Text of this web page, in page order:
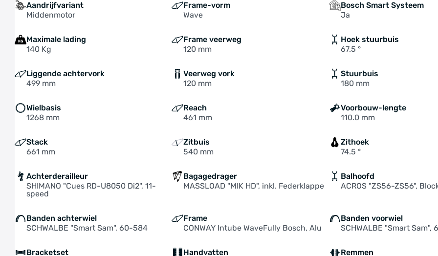
Aandrijfvariant
Middenmotor
Frame-vorm
Wave
Bosch Smart Systeem
Ja
Maximale lading
140 Kg
Frame veerweg
120 mm
Hoek stuurbuis
67.5 °
Liggende achtervork
499 mm
Veerweg vork
120 mm
Stuurbuis
180 mm
Wielbasis
1268 mm
Reach
461 mm
Voorbouw-lengte
110.0 mm
Stack
661 mm
Zitbuis
540 mm
Zithoek
74.5 °
Achterderailleur
SHIMANO "Cues RD-U8050 Di2", 11-
speed
Bagagedrager
MASSLOAD "MIK HD", inkl. Federklappe
Balhoofd
ACROS "ZS56-ZS56",
Banden achterwiel
SCHWALBE "Smart Sam", 60-584
Frame
CONWAY Intube WaveFully Bosch, Alu
Banden voorwiel
SCHWALBE "Smart Sam",
Bracketset
Handvatten
Remmen